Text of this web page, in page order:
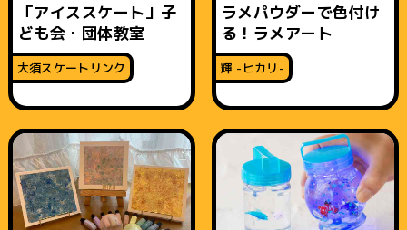
「アイススケート」子
ども会・団体教室
大須スケートリンク
ラメパウダーで色付け
る！ラメアート
輝 -ヒカリ-